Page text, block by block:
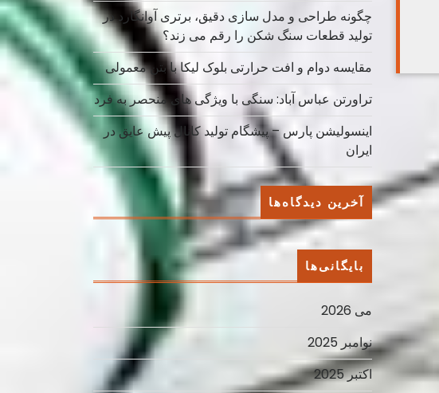
چگونه طراحی و مدل سازی دقیق، برتری آوانگارد در
تولید قطعات سنگ شکن را رقم می زند؟
مقایسه دوام و افت حرارتی بلوک لیکا با بتن معمولی
تراورتن عباس آباد: سنگی با ویژگی های منحصر به فرد
اینسولیشن پارس – پیشگام تولید کانال پیش عایق در
ایران
آخرین دیدگاه‌ها
بایگانی‌ها
می 2026
نوامبر 2025
اکتبر 2025